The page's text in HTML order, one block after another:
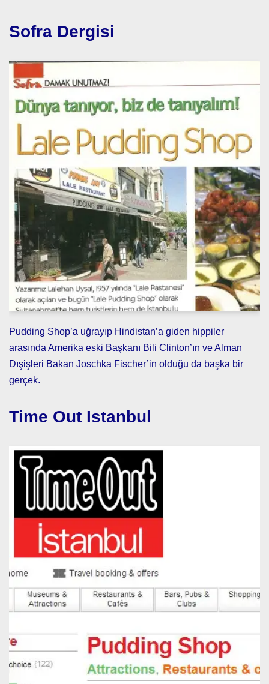
Sofra Dergisi
Pudding Shop’a uğrayıp Hindistan’a giden hippiler
arasında Amerika eski Başkanı Bili Clinton’ın ve Alman
Dışişleri Bakan Joschka Fischer’in olduğu da başka bir
gerçek.
Time Out Istanbul